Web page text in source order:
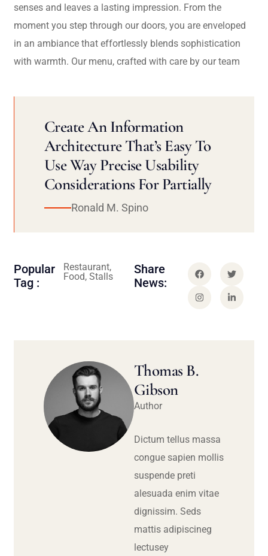
senses and leaves a lasting impression. From the
moment you step through our doors, you are enveloped
in an ambiance that effortlessly blends sophistication
with warmth. Our menu, crafted with care by our team
Create An Information
Architecture That’s Easy To
Use Way Precise Usability
Considerations For Partially
Ronald M. Spino
Popular
Tag :
Restaurant,
Food, Stalls
Share
News:
Thomas B.
Gibson
Author
Dictum tellus massa
congue sapien mollis
suspende preti
alesuada enim vitae
dignissim. Seds
mattis adipiscineg
lectusey